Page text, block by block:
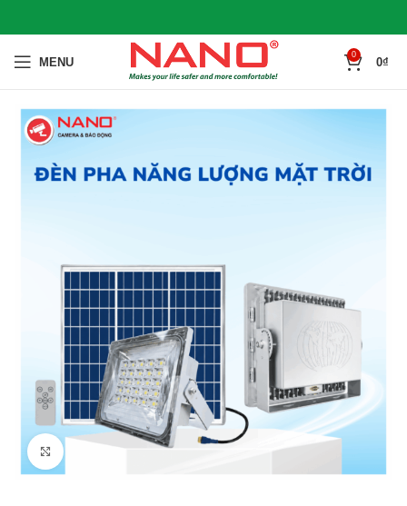
MENU
0
0₫
Click to enlarge